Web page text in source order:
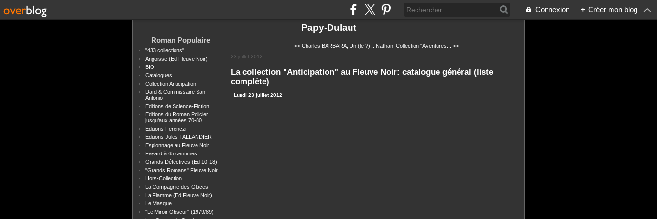
Connexion + Créer mon blog
Papy-Dulaut
Roman Populaire
"433 collections" ...
Angoisse (Ed Fleuve Noir)
BIO
Catalogues
Collection Anticipation
Dard & Commissaire San-
Antonio
Editions de Science-Fiction
Editions du Roman Policier
jusqu'aux années 70-80
Editions Ferenczi
Editions Jules TALLANDIER
Espionnage au Fleuve Noir
Fayard à 65 centimes
Grands Détectives (Ed 10-18)
"Grands Romans" Fleuve Noir
Hors-Collection
La Compagnie des Glaces
La Flamme (Ed Fleuve Noir)
Le Masque
"Le Miroir Obscur" (1979/89)
<< Charles BARBARA, Un (le ?)... Nathan, Collection "Aventures... >>
23 juillet 2012
La collection "Anticipation" au Fleuve Noir: catalogue général (liste
complète)
Lundi 23 juillet 2012